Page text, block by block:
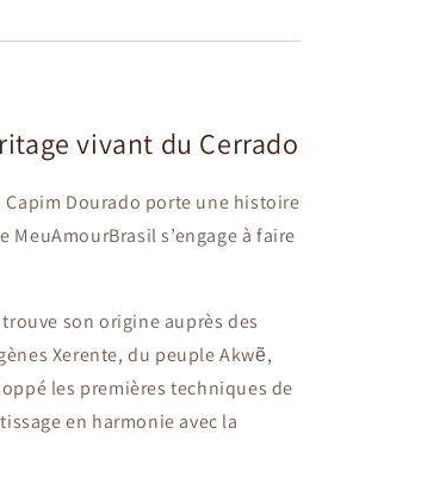
vivant du Cerrado
Capim Dourado porte une histoire
MeuAmourBrasil s’engage à faire
son origine auprès des
Xerente, du peuple Akwẽ,
les premières techniques de
en harmonie avec la